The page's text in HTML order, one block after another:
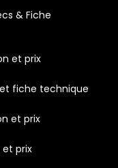
& Fiche
et prix
et fiche technique
et prix
prix